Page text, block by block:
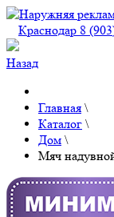
Краснодар 8
Назад
Главная \
Каталог \
Дом \
Мяч